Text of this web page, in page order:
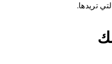
تريدها.